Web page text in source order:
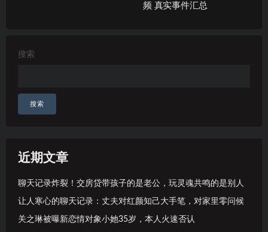
频 真实事件汇总
搜索
搜索
近期文章
聊天记录炸裂！交房贷带孩子的是老公，玩灵魂共鸣的是别人
让人寒心的聊天记录：丈夫对红颜知己大手笔，对家里零问候
关之琳被曝新恋情对象小她35岁，本人火速否认